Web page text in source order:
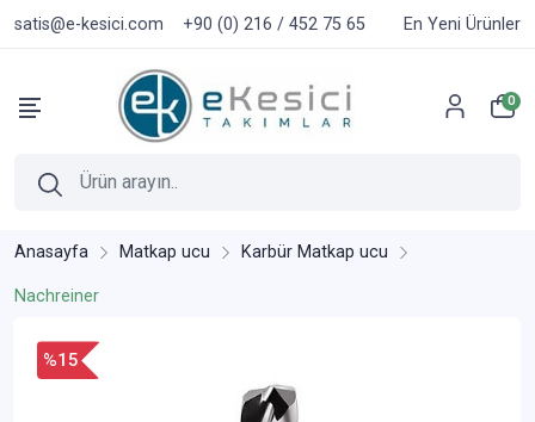
satis@e-kesici.com +90 (0) 216 / 452 75 65 En Yeni Ürünler
0
Anasayfa Matkap ucu Karbür Matkap ucu
Nachreiner
%15